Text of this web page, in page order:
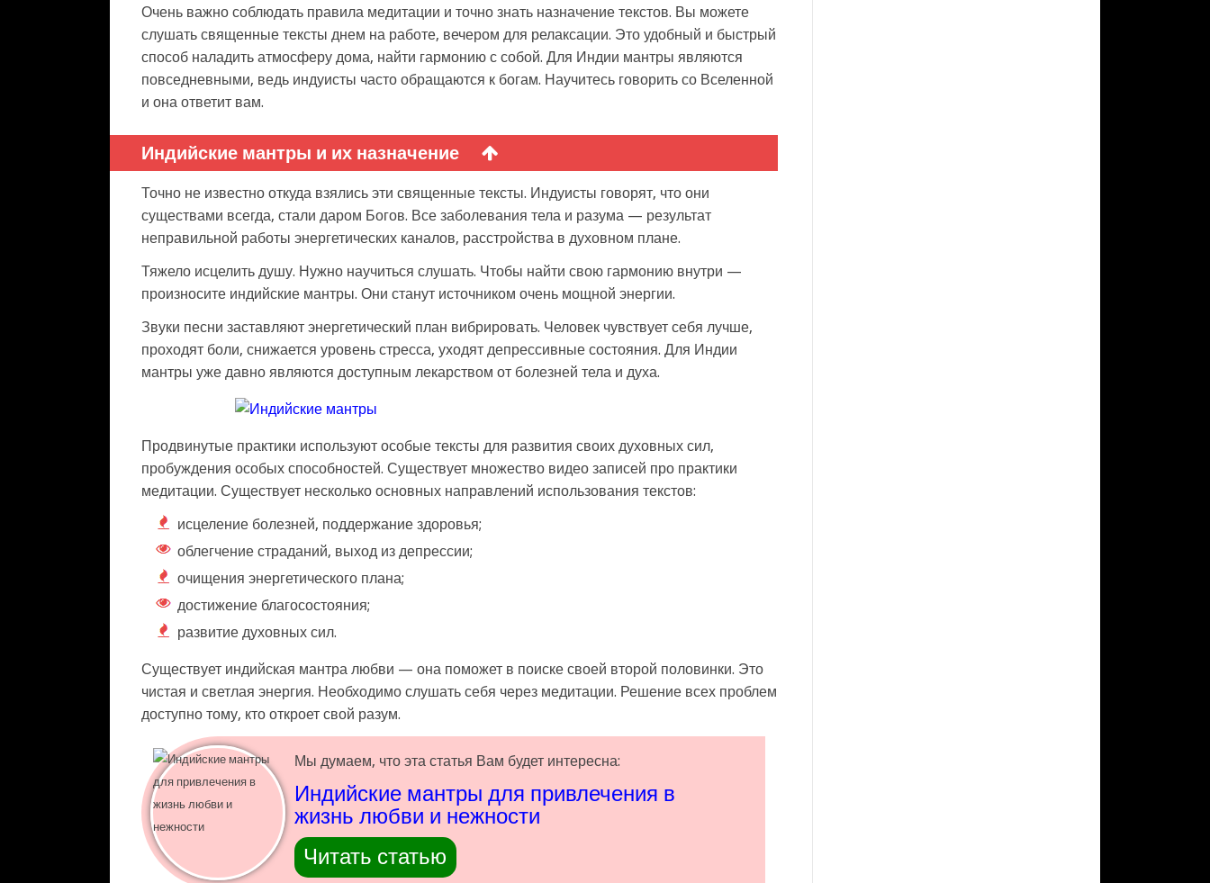
Очень важно соблюдать правила медитации и точно знать назначение текстов. Вы можете
слушать священные тексты днем на работе, вечером для релаксации. Это удобный и быстрый
способ наладить атмосферу дома, найти гармонию с собой. Для Индии мантры являются
повседневными, ведь индуисты часто обращаются к богам. Научитесь говорить со Вселенной
и она ответит вам.
Индийские мантры и их назначение
Точно не известно откуда взялись эти священные тексты. Индуисты говорят, что они
существами всегда, стали даром Богов. Все заболевания тела и разума — результат
неправильной работы энергетических каналов, расстройства в духовном плане.
Тяжело исцелить душу. Нужно научиться слушать. Чтобы найти свою гармонию внутри —
произносите индийские мантры. Они станут источником очень мощной энергии.
Звуки песни заставляют энергетический план вибрировать. Человек чувствует себя лучше,
проходят боли, снижается уровень стресса, уходят депрессивные состояния. Для Индии
мантры уже давно являются доступным лекарством от болезней тела и духа.
Продвинутые практики используют особые тексты для развития своих духовных сил,
пробуждения особых способностей. Существует множество видео записей про практики
медитации. Существует несколько основных направлений использования текстов:
исцеление болезней, поддержание здоровья;
облегчение страданий, выход из депрессии;
очищения энергетического плана;
достижение благосостояния;
развитие духовных сил.
Существует индийская мантра любви — она поможет в поиске своей второй половинки. Это
чистая и светлая энергия. Необходимо слушать себя через медитации. Решение всех проблем
доступно тому, кто откроет свой разум.
Мы думаем, что эта статья Вам будет интересна:
Индийские мантры для привлечения в
жизнь любви и нежности
Читать статью